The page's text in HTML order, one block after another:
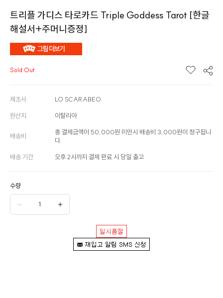
트리플 가디스 타로카드 Triple Goddess Tarot [한글
해설서+주머니증정]
Sold Out
제조사 LO SCARABEO
원산지 이탈리아
배송비
총 결제금액이 50,000원 미만시 배송비 3,000원이 청구됩니
다.
배송 기간 오후 2시까지 결제 완료 시 당일 출고
수량